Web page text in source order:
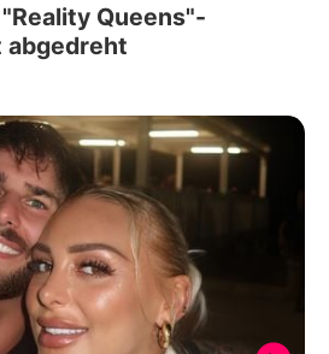
Queens"-
abgedreht